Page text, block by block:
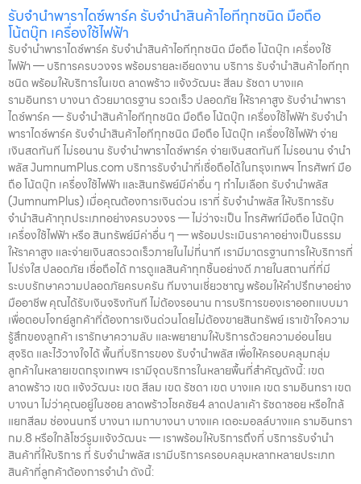
รับจำนำพาราไดซ์พาร์ค รับจำนำสินค้าไอทีทุกชนิด มือถือ
โน้ตบุ๊ก เครื่องใช้ไฟฟ้า
รับจำนำพาราไดซ์พาร์ค รับจำนำสินค้าไอทีทุกชนิด มือถือ โน้ตบุ๊ก เครื่องใช้
ไฟฟ้า — บริการครบวงจร พร้อมรายละเอียดงาน บริการ รับจำนำสินค้าไอทีทุก
ชนิด พร้อมให้บริการในเขต ลาดพร้าว แจ้งวัฒนะ สีลม รัชดา บางแค
รามอินทรา บางนา ด้วยมาตรฐาน รวดเร็ว ปลอดภัย ให้ราคาสูง รับจำนำพารา
ไดซ์พาร์ค — รับจำนำสินค้าไอทีทุกชนิด มือถือ โน้ตบุ๊ก เครื่องใช้ไฟฟ้า รับจำนำ
พาราไดซ์พาร์ค รับจำนำสินค้าไอทีทุกชนิด มือถือ โน้ตบุ๊ก เครื่องใช้ไฟฟ้า จ่าย
เงินสดทันที ไม่รอนาน รับจำนำพาราไดซ์พาร์ค จ่ายเงินสดทันที ไม่รอนาน จำนำ
พลัส JumnumPlus.com บริการรับจำนำที่เชื่อถือได้ในกรุงเทพฯ โทรศัพท์ มือ
ถือ โน้ตบุ๊ก เครื่องใช้ไฟฟ้า และสินทรัพย์มีค่าอื่น ๆ ทำไมเลือก รับจำนำพลัส
(JumnumPlus) เมื่อคุณต้องการเงินด่วน เราที่ รับจำนำพลัส ให้บริการรับ
จำนำสินค้าทุกประเภทอย่างครบวงจร — ไม่ว่าจะเป็น โทรศัพท์มือถือ โน้ตบุ๊ก
เครื่องใช้ไฟฟ้า หรือ สินทรัพย์มีค่าอื่น ๆ — พร้อมประเมินราคาอย่างเป็นธรรม
ให้ราคาสูง และจ่ายเงินสดรวดเร็วภายในไม่กี่นาที เรามีมาตรฐานการให้บริการที่
โปร่งใส ปลอดภัย เชื่อถือได้ การดูแลสินค้าทุกชิ้นอย่างดี ภายในสถานที่ที่มี
ระบบรักษาความปลอดภัยครบครัน ทีมงานเชี่ยวชาญ พร้อมให้คำปรึกษาอย่าง
มืออาชีพ คุณได้รับเงินจริงทันที ไม่ต้องรอนาน การบริการของเราออกแบบมา
เพื่อตอบโจทย์ลูกค้าที่ต้องการเงินด่วนโดยไม่ต้องขายสินทรัพย์ เราเข้าใจความ
รู้สึกของลูกค้า เรารักษาความลับ และพยายามให้บริการด้วยความอ่อนโยน
สุจริต และไว้วางใจได้ พื้นที่บริการของ รับจำนำพลัส เพื่อให้ครอบคลุมกลุ่ม
ลูกค้าในหลายเขตกรุงเทพฯ เรามีจุดบริการในหลายพื้นที่สำคัญดังนี้: เขต
ลาดพร้าว เขต แจ้งวัฒนะ เขต สีลม เขต รัชดา เขต บางแค เขต รามอินทรา เขต
บางนา ไม่ว่าคุณอยู่ในซอย ลาดพร้าวโชคชัย4 ลาดปลาเค้า รัชดาซอย หรือใกล้
แยกสีลม ช่องนนทรี บางนา เมกาบางนา บางแค เดอะมอลล์บางแค รามอินทรา
กม.8 หรือใกล้โชว์รูมแจ้งวัฒนะ — เราพร้อมให้บริการถึงที่ บริการรับจำนำ
สินค้าที่ให้บริการ ที่ รับจำนำพลัส เรามีบริการครอบคลุมหลากหลายประเภท
สินค้าที่ลูกค้าต้องการจำนำ ดังนี้: